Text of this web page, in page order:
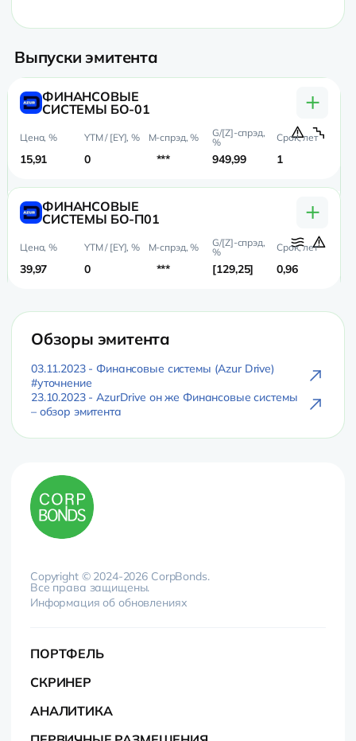
Выпуски эмитента
ФИНАНСОВЫЕ
СИСТЕМЫ БО-01
+
15,91 0 *** 949,99 1
ФИНАНСОВЫЕ
СИСТЕМЫ БО-П01
+
39,97 0 *** 129,25 0,96
Обзоры эмитента
03.11.2023 - Финансовые системы (Azur Drive)
#уточнение
23.10.2023 - AzurDrive он же Финансовые системы
– обзор эмитента
Copyright © 2024-2026 CorpBonds.
Все права защищены.
Информация об обновлениях
ПОРТФЕЛЬ
СКРИНЕР
АНАЛИТИКА